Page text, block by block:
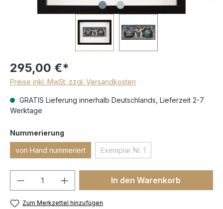
295,00 €*
Preise inkl. MwSt. zzgl. Versandkosten
GRATIS Lieferung innerhalb Deutschlands, Lieferzeit 2-7
Werktage
Nummerierung
von Hand nummeriert Exemplar Nr. 1
In den Warenkorb
Zum Merkzettel hinzufügen